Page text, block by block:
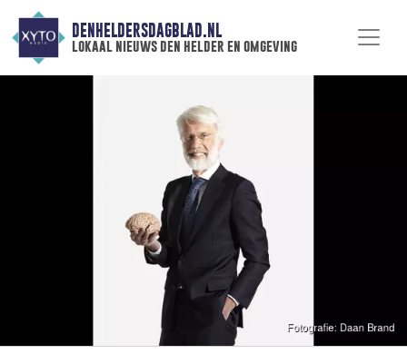
DENHELDERSDAGBLAD.NL
lokaal nieuws den helder en omgeving